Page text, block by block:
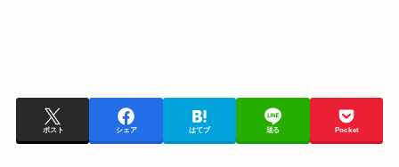
ポスト シェア はてブ 送る Pocket